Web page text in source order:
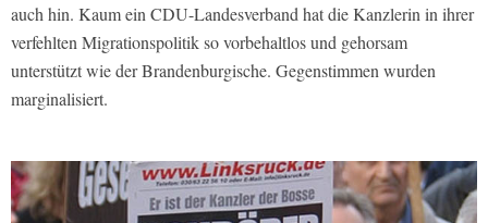
auch hin. Kaum ein CDU-Landesverband hat die Kanzlerin in ihrer
verfehlten Migrationspolitik so vorbehaltlos und gehorsam
unterstützt wie der Brandenburgische. Gegenstimmen wurden
marginalisiert.